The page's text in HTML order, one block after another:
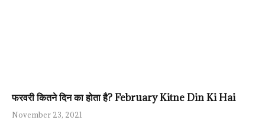
फरवरी कितने दिन का होता है? February Kitne Din Ki Hai
November 23, 2021